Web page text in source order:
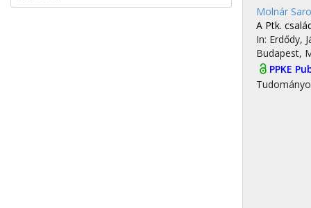
Molnár
A Ptk.
In: Erdődy,
Budapest,
PPKE